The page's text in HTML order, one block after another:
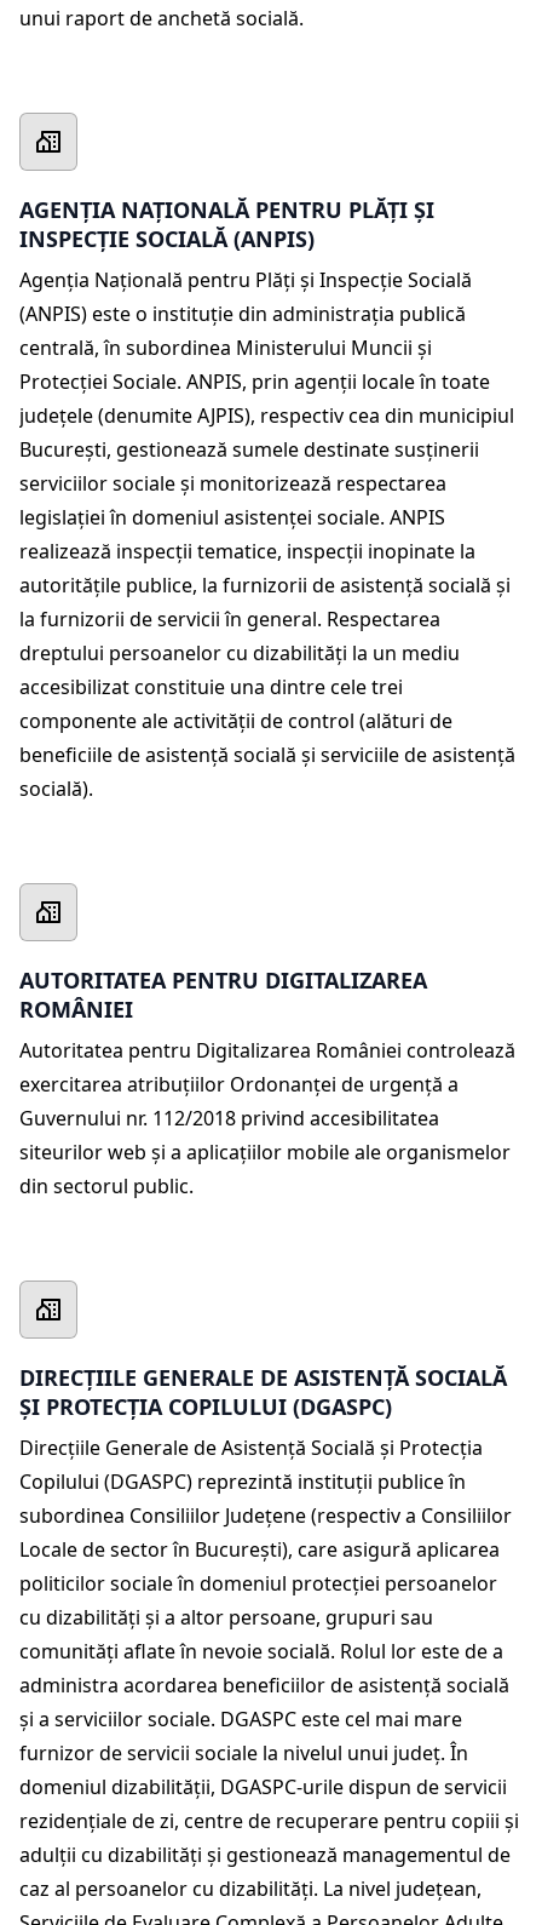
unui raport de anchetă socială.
AGENȚIA NAȚIONALĂ PENTRU PLĂȚI ȘI
INSPECȚIE SOCIALĂ (ANPIS)
Agenția Națională pentru Plăți și Inspecție Socială
(ANPIS) este o instituție din administrația publică
centrală, în subordinea Ministerului Muncii și
Protecției Sociale. ANPIS, prin agenții locale în toate
județele (denumite AJPIS), respectiv cea din municipiul
București, gestionează sumele destinate susținerii
serviciilor sociale și monitorizează respectarea
legislației în domeniul asistenței sociale. ANPIS
realizează inspecții tematice, inspecții inopinate la
autoritățile publice, la furnizorii de asistență socială și
la furnizorii de servicii în general. Respectarea
dreptului persoanelor cu dizabilități la un mediu
accesibilizat constituie una dintre cele trei
componente ale activității de control (alături de
beneficiile de asistență socială și serviciile de asistență
socială).
AUTORITATEA PENTRU DIGITALIZAREA
ROMÂNIEI
Autoritatea pentru Digitalizarea României controlează
exercitarea atribuțiilor Ordonanței de urgență a
Guvernului nr. 112/2018 privind accesibilitatea
siteurilor web și a aplicațiilor mobile ale organismelor
din sectorul public.
DIRECȚIILE GENERALE DE ASISTENȚĂ SOCIALĂ
ȘI PROTECȚIA COPILULUI (DGASPC)
Direcțiile Generale de Asistență Socială și Protecția
Copilului (DGASPC) reprezintă instituții publice în
subordinea Consiliilor Județene (respectiv a Consiliilor
Locale de sector în București), care asigură aplicarea
politicilor sociale în domeniul protecției persoanelor
cu dizabilități și a altor persoane, grupuri sau
comunități aflate în nevoie socială. Rolul lor este de a
administra acordarea beneficiilor de asistență socială
și a serviciilor sociale. DGASPC este cel mai mare
furnizor de servicii sociale la nivelul unui județ. În
domeniul dizabilității, DGASPC-urile dispun de servicii
rezidențiale de zi, centre de recuperare pentru copiii și
adulții cu dizabilități și gestionează managementul de
caz al persoanelor cu dizabilități. La nivel județean,